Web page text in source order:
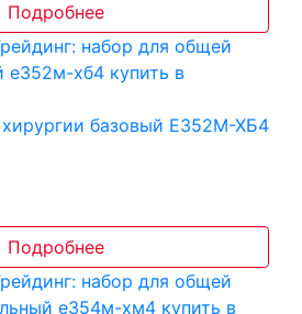
Подробнее
базовый Е352М-ХБ4
Подробнее